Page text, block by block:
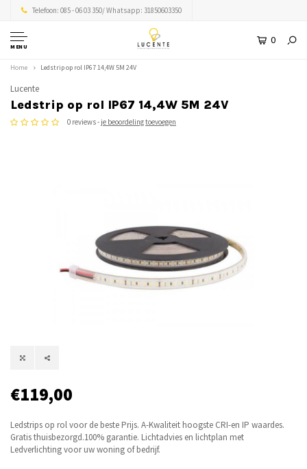
Telefoon: 085 - 06 03 350/ Whatsapp: 31850603350
MENU
0
Home Ledstrip op rol IP67 14,4W 5M 24V
Lucente
Ledstrip op rol IP67 14,4W 5M 24V
0 reviews - je beoordeling toevoegen
€119,00
Ledstrips op rol voor de beste Prijs. A-Kwaliteit hoogste CRI-en IP waardes.
Gratis thuisbezorgd.100% garantie. Lichtadvies en lichtplan met
Ledverlichting voor uw woning of bedrijf.